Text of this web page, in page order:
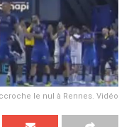
le nul à Rennes. Vidéo